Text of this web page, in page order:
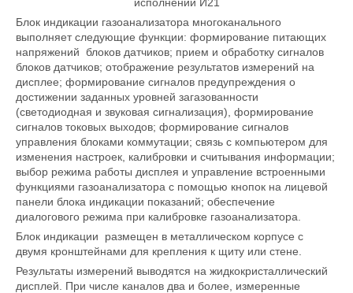
Блок индикации газоанализатора многоканального
выполняет следующие функции: формирование питающих
напряжений блоков датчиков; прием и обработку сигналов
блоков датчиков; отображение результатов измерений на
дисплее; формирование сигналов предупреждения о
достижении заданных уровней загазованности
(светодиодная и звуковая сигнализация), формирование
сигналов токовых выходов; формирование сигналов
управления блоками коммутации; связь с компьютером для
изменения настроек, калибровки и считывания информации;
выбор режима работы дисплея и управление встроенными
функциями газоанализатора с помощью кнопок на лицевой
панели блока индикации показаний; обеспечение
диалогового режима при калибровке газоанализатора.
Блок индикации размещен в металлическом корпусе с
двумя кронштейнами для крепления к щиту или стене.
Результаты измерений выводятся на жидкокристаллический
дисплей. При числе каналов два и более, измеренные